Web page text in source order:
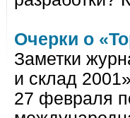
Очерки о
Заметки
и склад
27 февраля